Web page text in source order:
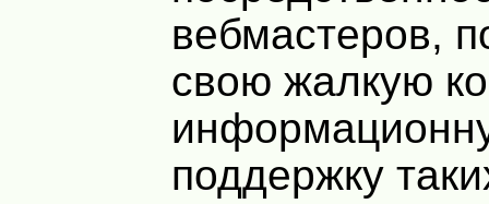
вебмастеров,
свою жалкую
поддержку